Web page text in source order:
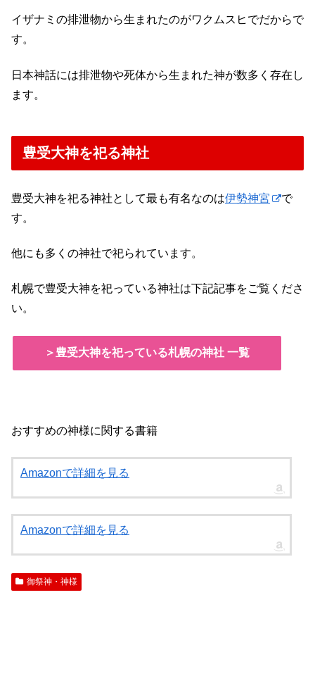
イザナミの排泄物から生まれたのがワクムスヒでだからで
す。
日本神話には排泄物や死体から生まれた神が数多く存在し
ます。
豊受大神を祀る神社
豊受大神を祀る神社として最も有名なのは伊勢神宮
で
す。
他にも多くの神社で祀られています。
札幌で豊受大神を祀っている神社は下記記事をご覧くださ
い。
＞豊受大神を祀っている札幌の神社 一覧
おすすめの神様に関する書籍
Amazonで詳細を見る
Amazonで詳細を見る
御祭神・神様